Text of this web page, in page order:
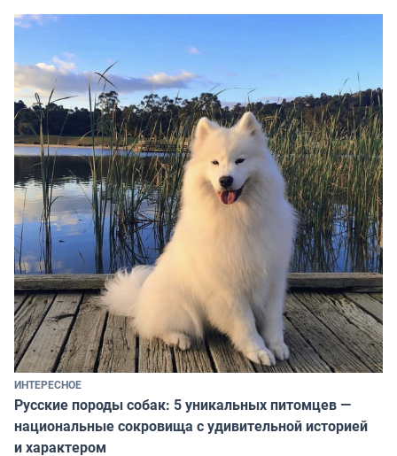
ИНТЕРЕСНОЕ
Русские породы собак: 5 уникальных питомцев —
национальные сокровища с удивительной историей
и характером